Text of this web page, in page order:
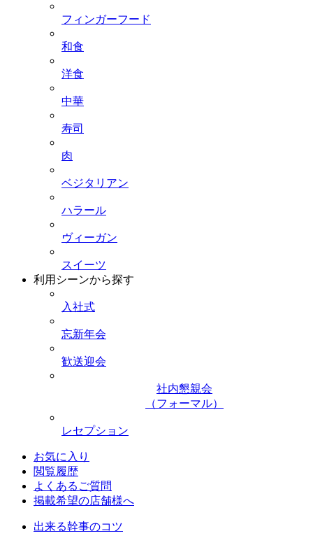
フィンガーフード
和食
洋食
中華
寿司
肉
ベジタリアン
ハラール
ヴィーガン
スイーツ
利用シーンから探す
入社式
忘新年会
歓送迎会
社内懇親会
（フォーマル）
レセプション
お気に入り
閲覧履歴
よくあるご質問
掲載希望の店舗様へ
出来る幹事のコツ